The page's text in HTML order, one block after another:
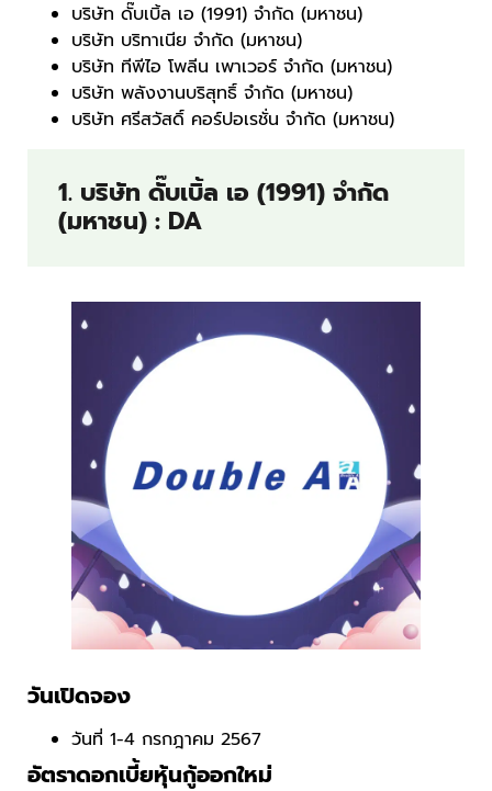
บริษัท ดั๊บเบิ้ล เอ (1991) จำกัด (มหาชน)
บริษัท บริทาเนีย จำกัด (มหาชน)
บริษัท ทีพีไอ โพลีน เพาเวอร์ จำกัด (มหาชน)
บริษัท พลังงานบริสุทธิ์ จำกัด (มหาชน)
บริษัท ศรีสวัสดิ์ คอร์ปอเรชั่น จำกัด (มหาชน)
1. บริษัท ดั๊บเบิ้ล เอ (1991) จำกัด
(มหาชน) : DA
วันเปิดจอง
วันที่ 1-4 กรกฎาคม 2567
อัตราดอกเบี้ยหุ้นกู้ออกใหม่